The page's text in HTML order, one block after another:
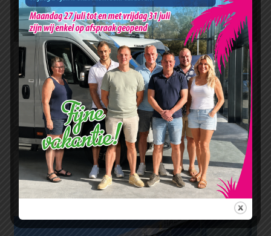
Onze prijs:
€ 59.900 Bekijk deze camper
Specificaties
Hymer B MC I 680 voorzien van krachtige
Mercedes 9 G Tronic 170 pk AUTOMAAT
enkele bedden + hefbed (56